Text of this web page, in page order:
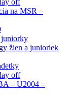
na MSR –
žien a junioriek
off
– U2004 –